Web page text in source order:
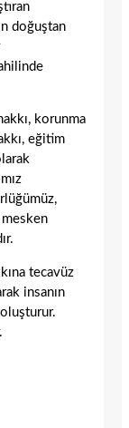
doğuştan
korunma
eğitim
tecavüz
insanın